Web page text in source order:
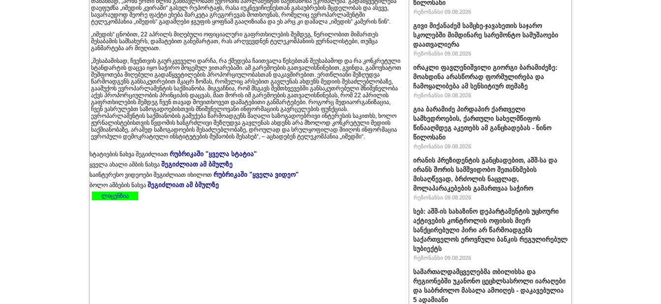
დაეფუძნა „იმედის კვირაში“ გასულ რეპორტაჟს, რასა იუკნევიჩიენესთან გასაუბრების მცდელობას და ასევე,
სავარაუდოდ მეორე ფაქტი ეხება მარკეტა გრეგორევას მოთხოვნას, რომელიც ევროპარლამენტში
ტელეკომპანია „იმედის“ გადამღები ჯგუფის ყოფნამ გააღიზიანა და ეს არც კი დამალა „იმედის“ კამერის წინ“.
„იმედის“ ცნობით, 22 აპრილს მიღებული ოფიციალური გაფრთხილების შემდეგ, წერილობით მიმართეს
შესაბამის სამსახურს, დამატებით განემარტათ, რას არღვევდნენ ტელეკომპანიის ჟურნალისტები, თუმცა
განმარტება არ მიუღიათ.
„შესაბამისად, ჩვენთვის გაურკვეველი დარჩა, რა ქმედება ჩაითვალა წესებთან შეუსაბამოდ და რა კონკრეტული
სტანდარტის დაცვა იყო საჭირო მოცემულ ვითარებაში. ამ გარემოების გათვალისწინებით, გვინდა, გამოვხატოთ
შეშფოთება მიღებული გადაწყვეტილების პროპორციულობასთან დაკავშირებით. ერთწლიანი შეზღუდვა
წარმოადგენს განსაკუთრებით მკაცრ ზომას, რომელიც არსებით გავლენას ახდენს მედიის შესაძლებლობაზე,
გააშუქოს ევროპარლამენტის საქმიანობა. მიგვაჩნია, რომ მსგავს შემთხვევებში განსაკუთრებული მნიშვნელობა
აქვს პროპორციულობის პრინციპის დაცვას, მათ შორის იმ გარემოების გათვალისწინებას, რომ 22 აპრილის
გაფრთხილების შემდეგ ჩვენ თავად მოვითხოვეთ დამატებითი განმარტებები. როგორც მედიაორგანიზაცია,
ჩვენ ვასრულებთ საზოგადოებისთვის მნიშვნელოვანი ინფორმაციის გავრცელების ფუნქციას.
ევროპარლამენტის საქმიანობის გაშუქება წარმოადგენს მაღალი საზოგადოებრივი ინტერესის საკითხს, ხოლო
ჟურნალისტებისთვის წვდომის ხანგრძლივი შეზღუდვა გავლენას ახდენს არა მხოლოდ კონკრეტული მედიის
საქმიანობაზე, არამედ საზოგადოების შესაძლებლობაზე, დროულად და სრულყოფილად მიიღოს ინფორმაცია
ევროპული დემოკრატიული ინსტიტუტების მუშაობის შესახებ“, – აცხადებენ ტელეკომპანია „იმედში“.
სტატიების ნახვა შეგიძლიათ რუბრიკაში "ყველა სტატია"
ყველა ახალი ამბის ნახვა შეგიძლიათ ამ ბმულზე
საინტერესო ვიდეოები შეგიძლიათ იხილოთ რუბრიკაში "ყველა ვიდეო"
ბოლო ამბების ნახვა შეგიძლიათ ამ ბმულზე
ლიცენზია
წილოსანი
რეზონანსი 09.08.2026
გივი მიქანაძემ სამცხე-ჯავახეთის საჯარო
სკოლებში მიმდინარე სარემონტო სამუშაოები
დაათვალიერა
რეზონანსი 09.08.2026
ირაკლი ფავლენიშვილი გიორგი ბარამიძეზე:
მოახდინა არასწორად ფორმულირება და
ჩამოყალიბება ამ სენსიტიურ თემაზე
რეზონანსი 09.08.2026
გია ბარამიძე პირდაპირ ქართველი
სამხედროების, ქართული სახელმწიფოს
წინააღმდეგ აკეთებს ამ განცხადებას - ნინო
წილოსანი
რეზონანსი 09.08.2026
ირანის პრეზიდენტის განცხადებით, აშშ-სა და
ირანს შორის სამშვიდობო შეთანხმების
მისაღწევად, ბრძოლის ნაცვლად,
მოლაპარაკებების გამართვაა საჭირო
რეზონანსი 09.08.2026
სებ: აშშ-ის სახაზინო დეპარტამენტის უცხოური
აქტივების კონტროლის ოფისის მიერ
სანქცირებული პირი არ წარმოადგენს
საქართველოს ეროვნული ბანკის რეგულირებულ
სუბიექტს
რეზონანსი 09.08.2026
სამართალდამცველებმა თბილისსა და
რეგიონებში უკანონო ცეცხლსასროლი იარაღები
და საბრძოლო მასალა ამოიღეს - დაკავებულია
5 ადამიანი